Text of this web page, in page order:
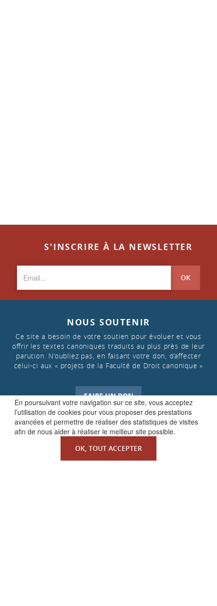
En poursuivant votre navigation sur ce site, vous acceptez
l’utilisation de cookies pour vous proposer des prestations
avancées et permettre de réaliser des statistiques de visites
afin de nous aider à réaliser le meilleur site possible.
OK, TOUT ACCEPTER
S'INSCRIRE À LA NEWSLETTER
OK
NOUS SOUTENIR
Ce site a besoin de votre soutien pour évoluer et vous
offrir les textes canoniques traduits au plus près de leur
parution. N’oubliez pas, en faisant votre don, d’affecter
celui-ci aux « projets de la Faculté de Droit canonique »
FAIRE UN DON